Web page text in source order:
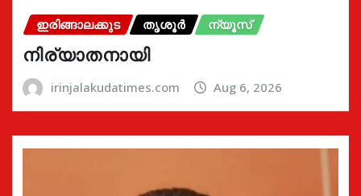
ഇരിങ്ങാലക്കുട തൃശൂർ ന്യൂസ്
നിര്യാതനായി
irinjalakudatimes.com Aug 6, 2026